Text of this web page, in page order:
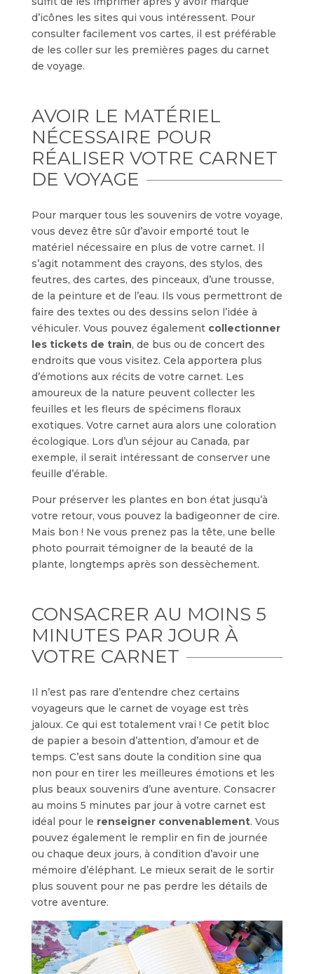
d’icônes les sites qui vous intéressent. Pour
consulter facilement vos cartes, il est préférable
de les coller sur les premières pages du carnet
de voyage.
AVOIR LE MATÉRIEL
NÉCESSAIRE POUR
RÉALISER VOTRE CARNET
DE VOYAGE
Pour marquer tous les souvenirs de votre voyage,
vous devez être sûr d’avoir emporté tout le
matériel nécessaire en plus de votre carnet. Il
s’agit notamment des crayons, des stylos, des
feutres, des cartes, des pinceaux, d’une trousse,
de la peinture et de l’eau. Ils vous permettront de
faire des textes ou des dessins selon l’idée à
véhiculer. Vous pouvez également collectionner
les tickets de train, de bus ou de concert des
endroits que vous visitez. Cela apportera plus
d’émotions aux récits de votre carnet. Les
amoureux de la nature peuvent collecter les
feuilles et les fleurs de spécimens floraux
exotiques. Votre carnet aura alors une coloration
écologique. Lors d’un séjour au Canada, par
exemple, il serait intéressant de conserver une
feuille d’érable.
Pour préserver les plantes en bon état jusqu’à
votre retour, vous pouvez la badigeonner de cire.
Mais bon ! Ne vous prenez pas la tête, une belle
photo pourrait témoigner de la beauté de la
plante, longtemps après son dessèchement.
CONSACRER AU MOINS 5
MINUTES PAR JOUR À
VOTRE CARNET
Il n’est pas rare d’entendre chez certains
voyageurs que le carnet de voyage est très
jaloux. Ce qui est totalement vrai ! Ce petit bloc
de papier a besoin d’attention, d’amour et de
temps. C’est sans doute la condition sine qua
non pour en tirer les meilleures émotions et les
plus beaux souvenirs d’une aventure. Consacrer
au moins 5 minutes par jour à votre carnet est
idéal pour le renseigner convenablement. Vous
pouvez également le remplir en fin de journée
ou chaque deux jours, à condition d’avoir une
mémoire d’éléphant. Le mieux serait de le sortir
plus souvent pour ne pas perdre les détails de
votre aventure.